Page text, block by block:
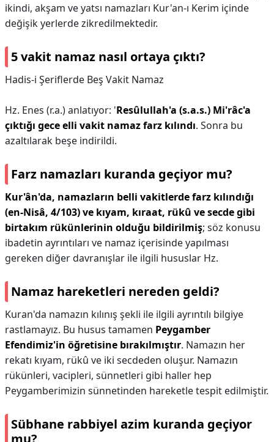
ikindi, akşam ve yatsı namazları Kur'an-ı Kerim içinde
değişik yerlerde zikredilmektedir.
5 vakit namaz nasıl ortaya çıktı?
Hadis-i Şeriflerde Beş Vakit Namaz
Hz. Enes (r.a.) anlatıyor: 'Resûlullah'a (s.a.s.) Mi'râc'a
çıktığı gece elli vakit namaz farz kılındı. Sonra bu
azaltılarak beşe indirildi.
Farz namazları kuranda geçiyor mu?
Kur'ân'da, namazların belli vakitlerde farz kılındığı
(en-Nisâ, 4/103) ve kıyam, kıraat, rükû ve secde gibi
birtakım rükünlerinin olduğu bildirilmiş; söz konusu
ibadetin ayrıntıları ve namaz içerisinde yapılması
gereken diğer davranışlar ile ilgili hususlar Hz.
Namaz hareketleri nereden geldi?
Kuran'da namazın kılınış şekli ile ilgili ayrıntılı bilgiye
rastlamayız. Bu husus tamamen Peygamber
Efendimiz'in öğretisine bırakılmıştır. Namazın her
rekatı kıyam, rükû ve iki secdeden oluşur. Namazın
rükünleri, vacipleri, sünnetleri gibi haller hep
Peygamberimizin sünnetinden hareketle tespit edilmiştir.
Sübhane rabbiyel azim kuranda geçiyor
mu?